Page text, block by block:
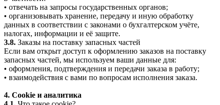
• отвечать на запросы государственных органов;
• организовывать хранение, передачу и иную обработку
данных в соответствии с законами о бухгалтерском учёте,
налогах, информации и её защите.
3.8. Заказы на поставку запасных частей
Если вам открыт доступ к оформлению заказов на поставку
запасных частей, мы используем ваши данные для:
• оформления, подтверждения и передачи заказа в работу;
• взаимодействия с вами по вопросам исполнения заказа.
4. Cookie и аналитика